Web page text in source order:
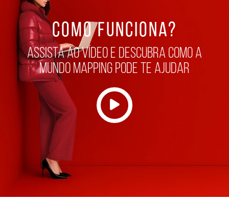
COMO FUNCIONA?
assista ao vídeo e descubra como a
mundo mapping pode te ajudar